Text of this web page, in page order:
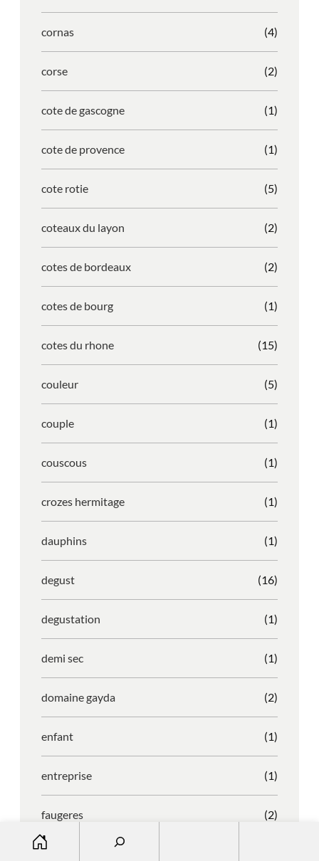
cornas (4)
corse (2)
cote de gascogne (1)
cote de provence (1)
cote rotie (5)
coteaux du layon (2)
cotes de bordeaux (2)
cotes de bourg (1)
cotes du rhone (15)
couleur (5)
couple (1)
couscous (1)
crozes hermitage (1)
dauphins (1)
degust (16)
degustation (1)
demi sec (1)
domaine gayda (2)
enfant (1)
entreprise (1)
faugeres (2)
faustino